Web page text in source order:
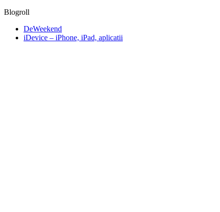
Blogroll
DeWeekend
iDevice – iPhone, iPad, aplicatii